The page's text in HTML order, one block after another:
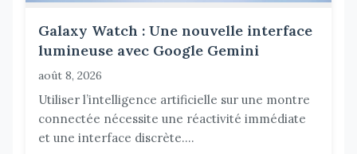
Galaxy Watch : Une nouvelle interface
lumineuse avec Google Gemini
août 8, 2026
Utiliser l’intelligence artificielle sur une montre
connectée nécessite une réactivité immédiate
et une interface discrète....